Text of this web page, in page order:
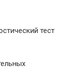
тест